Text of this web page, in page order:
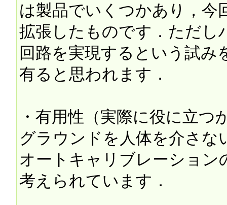
は製品でいくつかあり，
拡張したものです．ただし
回路を実現するという試み
有ると思われます．
・有用性（実際に役に立
グラウンドを人体を介さな
オートキャリブレーション
考えられています．